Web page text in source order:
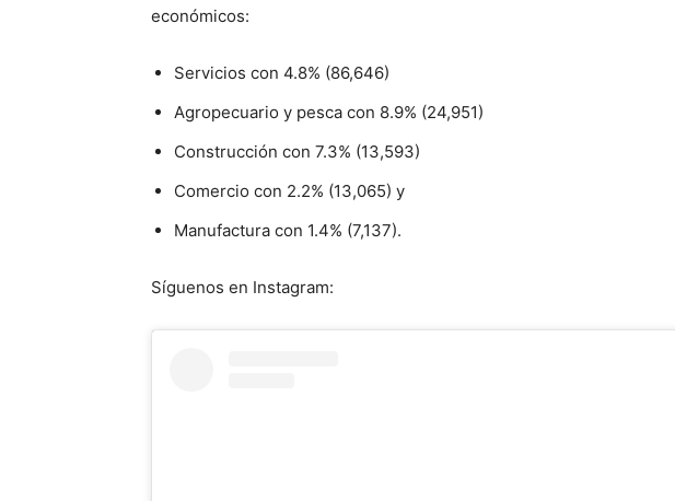
económicos:
Servicios con 4.8% (86,646)
Agropecuario y pesca con 8.9% (24,951)
Construcción con 7.3% (13,593)
Comercio con 2.2% (13,065) y
Manufactura con 1.4% (7,137).
Síguenos en Instagram: